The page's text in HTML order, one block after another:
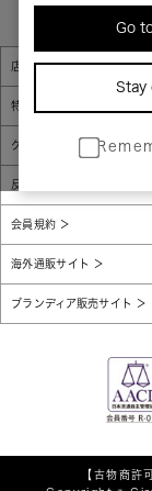
Go
Stay
当店について
店舗一覧
特定商取引法に基づく表示
グローバルプライバシーポ
反社会的勢力に対する基本
会員規約
海外通販サイト
ブランディア販売サイト
【古物商許